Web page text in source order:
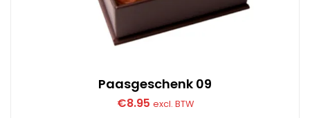
Paasgeschenk 09
€8.95 excl. BTW